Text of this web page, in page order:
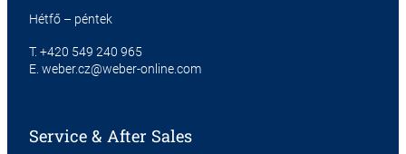
Hétfő – péntek
T. +420 549 240 965
E. weber.cz@weber-online.com
Service & After Sales